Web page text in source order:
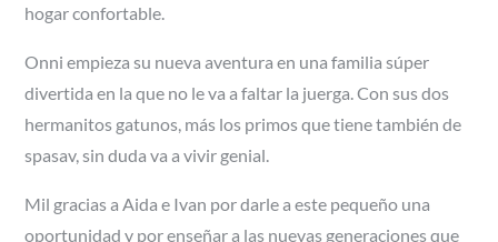
hogar confortable.
Onni empieza su nueva aventura en una familia súper
divertida en la que no le va a faltar la juerga. Con sus dos
hermanitos gatunos, más los primos que tiene también de
spasav, sin duda va a vivir genial.
Mil gracias a Aida e Ivan por darle a este pequeño una
oportunidad y por enseñar a las nuevas generaciones que